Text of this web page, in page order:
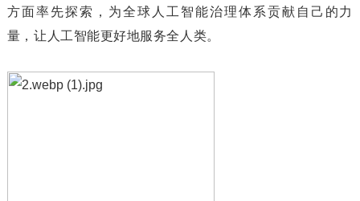
方面率先探索，为全球人工智能治理体系贡献自己的力
量，让人工智能更好地服务全人类。